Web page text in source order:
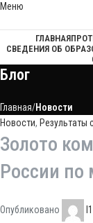
Меню
ГЛАВНАЯ
СВЕДЕНИЯ ОБ
Блог
Главная Новости
Новости, Результаты
Золото
России по
Опубликовано